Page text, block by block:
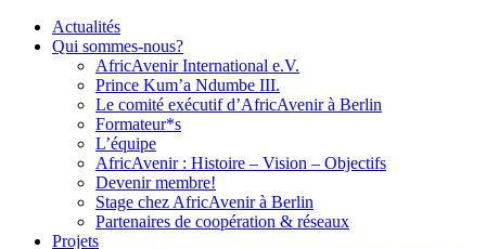
Actualités
Qui sommes-nous?
AfricAvenir International e.V.
Prince Kum’a Ndumbe III.
Le comité exécutif d’AfricAvenir à Berlin
Formateur*s
L’équipe
AfricAvenir : Histoire – Vision – Objectifs
Devenir membre!
Stage chez AfricAvenir à Berlin
Partenaires de coopération & réseaux
Projets